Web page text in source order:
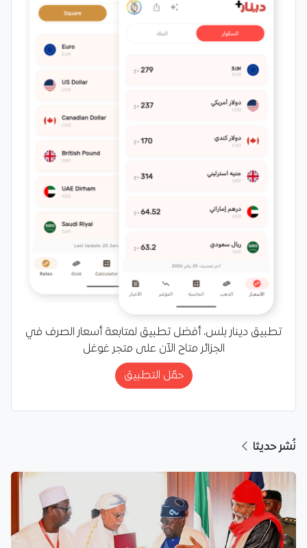
تطبيق دينار بلس، أفضل تطبيق لمتابعة أسعار الصرف في
الجزائر متاح الآن على متجر غوغل
حمّل التطبيق
نُشر حديثا